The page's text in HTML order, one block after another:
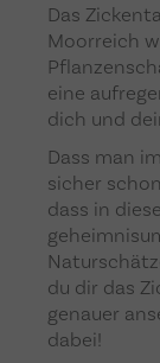
Das
Moorreich
eine
dich und
Dass man
sicher
dass in
du dir das
genauer
dabei!